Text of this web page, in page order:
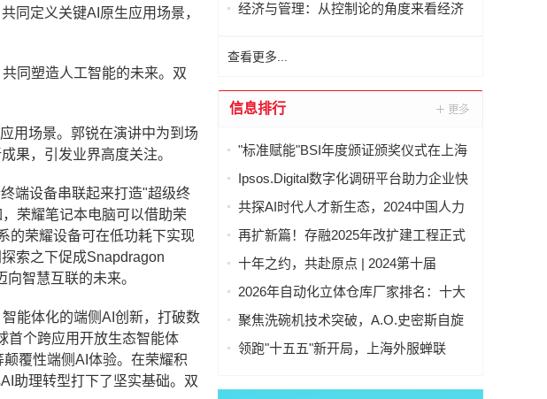
同定义关键AI原生应用场景，
同塑造人工智能的未来。双
用场景。郭锐在演讲中为到场
果，引发业界高度关注。
端设备串联起来打造"超级终
荣耀笔记本电脑可以借助荣
的荣耀设备可在低功耗下实现
索之下促成Snapdragon
智慧互联的未来。
能体化的端侧AI创新，打破数
首个跨应用开放生态智能体
覆性端侧AI体验。在荣耀积
助理转型打下了坚实基础。双
经济与管理：从控制论的角度来看经济
查看更多...
信息排行
"标准赋能"BSI年度颁证颁奖仪式在上海
举行
Ipsos.Digital数字化调研平台助力企业快
速洞察全球
共探AI时代人才新生态，2024中国人力
资本发展大会成功举办
再扩新篇！存融2025年改扩建工程正式
竣工投产
十年之约，共赴原点 | 2024第十届
GDMS全球数字营销峰会完美收官
2026年自动化立体仓库厂家排名：十大
供应商综合实力盘点与选型指南
聚焦洗碗机技术突破，A.O.史密斯自旋
式洁霸洗碗机引领新潮流
领跑"十五五"新开局，上海外服蝉联
首